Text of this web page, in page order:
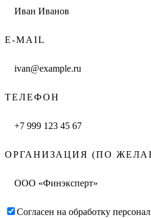
E-MAIL
ТЕЛЕФОН
ОРГАНИЗАЦИЯ (ПО
Согласен на обработку